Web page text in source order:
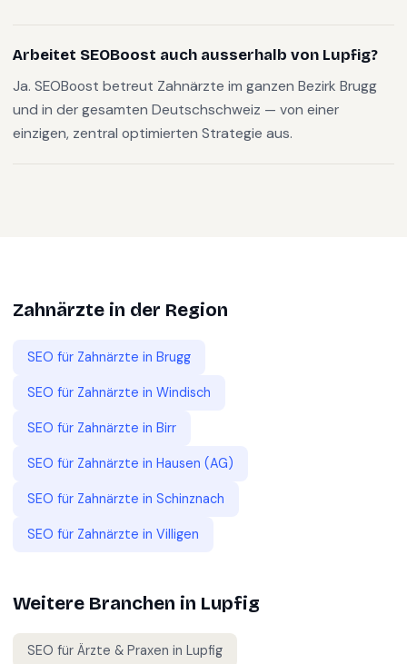
Arbeitet SEOBoost auch ausserhalb von Lupfig?
Ja. SEOBoost betreut Zahnärzte im ganzen Bezirk Brugg
und in der gesamten Deutschschweiz — von einer
einzigen, zentral optimierten Strategie aus.
Zahnärzte in der Region
SEO für Zahnärzte in Brugg
SEO für Zahnärzte in Windisch
SEO für Zahnärzte in Birr
SEO für Zahnärzte in Hausen (AG)
SEO für Zahnärzte in Schinznach
SEO für Zahnärzte in Villigen
Weitere Branchen in Lupfig
SEO für Ärzte & Praxen in Lupfig